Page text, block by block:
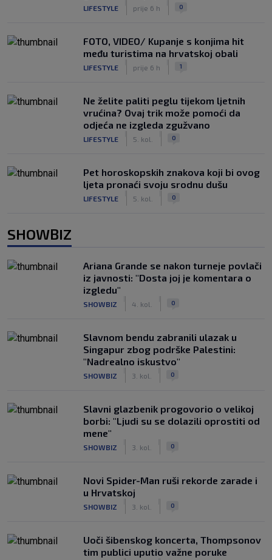
LIFESTYLE prije 6 h 0
FOTO, VIDEO/ Kupanje s konjima hit
među turistima na hrvatskoj obali
LIFESTYLE prije 6 h 1
Ne želite paliti peglu tijekom ljetnih
vrućina? Ovaj trik može pomoći da
odjeća ne izgleda zgužvano
LIFESTYLE 5. kol. 0
Pet horoskopskih znakova koji bi ovog
ljeta pronaći svoju srodnu dušu
LIFESTYLE 5. kol. 0
SHOWBIZ
Ariana Grande se nakon turneje povlači
iz javnosti: "Dosta joj je komentara o
izgledu"
SHOWBIZ 4. kol. 0
Slavnom bendu zabranili ulazak u
Singapur zbog podrške Palestini:
"Nadrealno iskustvo"
SHOWBIZ 3. kol. 0
Slavni glazbenik progovorio o velikoj
borbi: "Ljudi su se dolazili oprostiti od
mene"
SHOWBIZ 3. kol. 0
Novi Spider-Man ruši rekorde zarade i
u Hrvatskoj
SHOWBIZ 3. kol. 0
Uoči šibenskog koncerta, Thompsonov
tim publici uputio važne poruke